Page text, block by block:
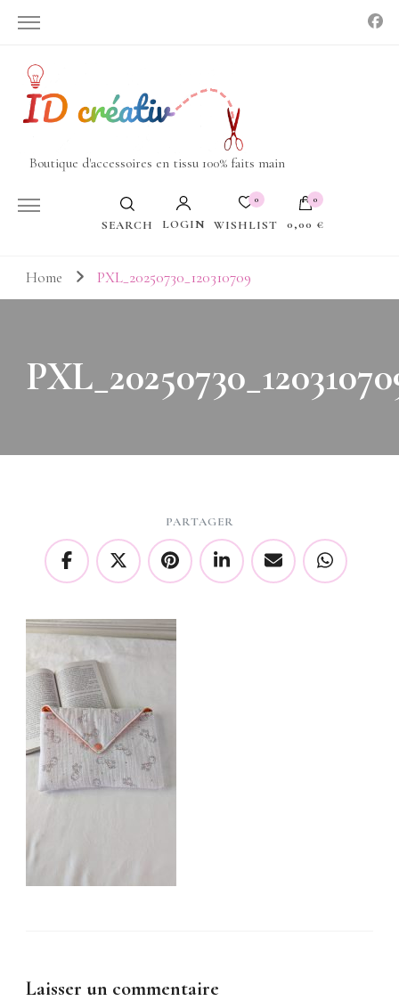
Boutique d'accessoires en tissu 100% faits main
SEARCH LOGIN
0
WISHLIST
0
0,00 €
Votre panier est vide.
Home PXL_20250730_120310709
PARTAGER
Laisser un commentaire